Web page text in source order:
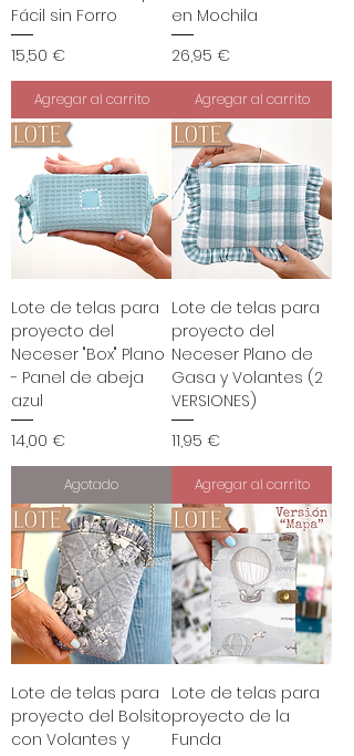
Fácil sin Forro
Precio
15,50 €
Agregar al carrito
en Mochila
Precio
26,95 €
Agregar al carrito
Lote de telas para
proyecto del
Neceser "Box" Plano
- Panel de abeja
azul
Precio
14,00 €
Agotado
Lote de telas para
proyecto del
Neceser Plano de
Gasa y Volantes (2
VERSIONES)
Precio
11,95 €
Agregar al carrito
Lote de telas para
proyecto del Bolsito
con Volantes y
Lote de telas para
proyecto de la
Funda